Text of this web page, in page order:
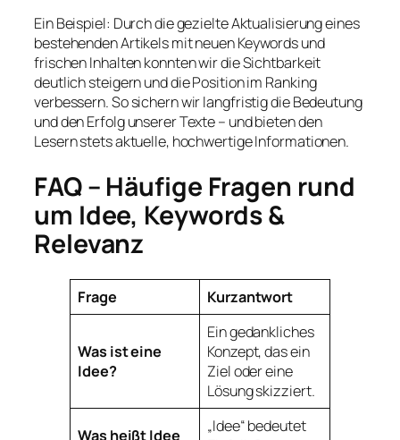
Ein Beispiel: Durch die gezielte Aktualisierung eines
bestehenden Artikels mit neuen Keywords und
frischen Inhalten konnten wir die Sichtbarkeit
deutlich steigern und die Position im Ranking
verbessern. So sichern wir langfristig die Bedeutung
und den Erfolg unserer Texte – und bieten den
Lesern stets aktuelle, hochwertige Informationen.
FAQ – Häufige Fragen rund
um Idee, Keywords &
Relevanz
Frage Kurzantwort
Was ist eine
Idee?
Ein gedankliches
Konzept, das ein
Ziel oder eine
Lösung skizziert.
Was heißt Idee
„Idee“ bedeutet